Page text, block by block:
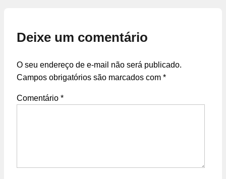
Deixe um comentário
O seu endereço de e-mail não será publicado.
Campos obrigatórios são marcados com *
Comentário *